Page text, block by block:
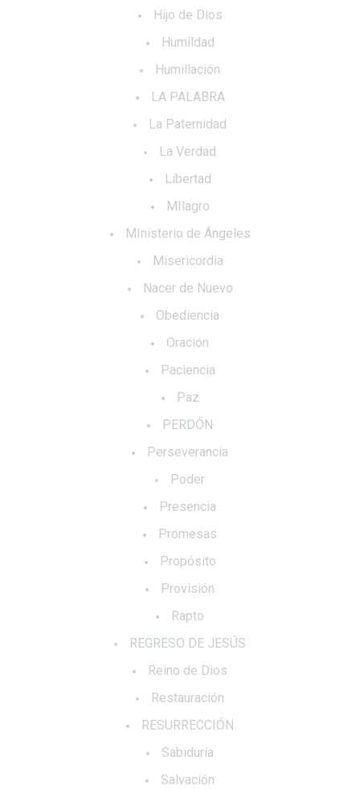
Hijo de Dios
Humildad
Humillación
LA PALABRA
La Paternidad
La Verdad
Libertad
MIlagro
MInisterio de Ángeles
Misericordia
Nacer de Nuevo
Obediencia
Oración
Paciencia
Paz
PERDÓN
Perseverancia
Poder
Presencia
Promesas
Propósito
Provisión
Rapto
REGRESO DE JESÚS
Reino de Dios
Restauración
RESURRECCIÓN
Sabiduría
Salvación